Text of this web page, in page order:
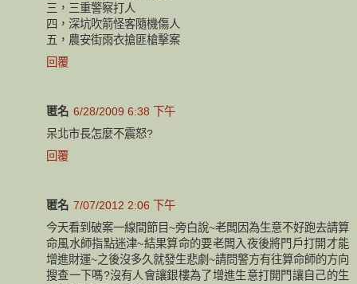
三，三重警察打人
四，深坑吹箭怪客隨機傷人
五，農安街雨衣搶匪槍擊案
回覆
匿名 6/28/2009 6:38 下午
呆北市長怎麼不震怒?
回覆
匿名 7/07/2012 2:06 下午
今天看到破案一線間節目~旁白說~老闆因為生意不好跑去請算
命風水師指點迷津~結果算命的要老闆入夜後將門戶打開才能
增進財運~之後沒多久就發生悲劇~請問警方有往算命師的方向
搜查一下嗎?沒有人會讓銀樓為了增進生意打開門讓自己的生